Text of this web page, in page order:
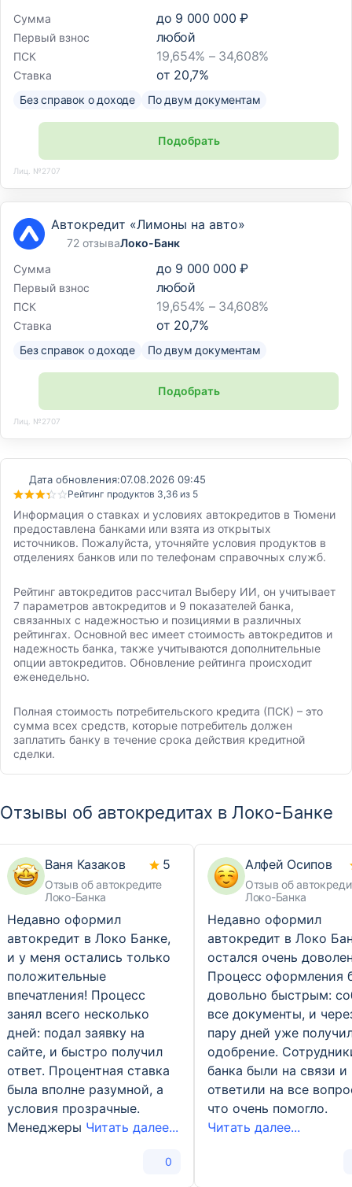
Сумма
до 9 000 000 ₽
Первый взнос любой
ПСК 19,654% – 34,608%
Ставка от 20,7%
Без справок о доходе По двум документам
Подобрать
Лиц. №2707
Автокредит «Лимоны на авто»
72 отзываЛоко-Банк
Сумма
до 9 000 000 ₽
Первый взнос любой
ПСК 19,654% – 34,608%
Ставка от 20,7%
Без справок о доходе По двум документам
Подобрать
Лиц. №2707
Дата обновления:07.08.2026 09:45
Рейтинг продуктов 3,36 из 5
Информация о ставках и условиях автокредитов в Тюмени
предоставлена банками или взята из открытых
источников. Пожалуйста, уточняйте условия продуктов в
отделениях банков или по телефонам справочных служб.
Рейтинг автокредитов рассчитал Выберу ИИ, он учитывает
7 параметров автокредитов и 9 показателей банка,
связанных с надежностью и позициями в различных
рейтингах. Основной вес имеет стоимость автокредитов и
надежность банка, также учитываются дополнительные
опции автокредитов. Обновление рейтинга происходит
еженедельно.
Полная стоимость потребительского кредита (ПСК) – это
сумма всех средств, которые потребитель должен
заплатить банку в течение срока действия кредитной
сделки.
Отзывы об автокредитах в Локо-Банке
Ваня Казаков
Отзыв об автокредите
Локо-Банка
5
Недавно оформил
автокредит в Локо Банке,
и у меня остались только
положительные
впечатления! Процесс
занял всего несколько
дней: подал заявку на
сайте, и быстро получил
ответ. Процентная ставка
была вполне разумной, а
условия прозрачные.
Менеджеры Читать далее...
0
Алфей Осипов
Отзыв об
Локо-Банка
Недавно оформил
автокредит в Локо
остался очень
Процесс оформления
довольно быстрым:
все документы, и
пару дней уже
одобрение.
банка были на связи и
ответили на все
что очень помогло.
Читать далее...